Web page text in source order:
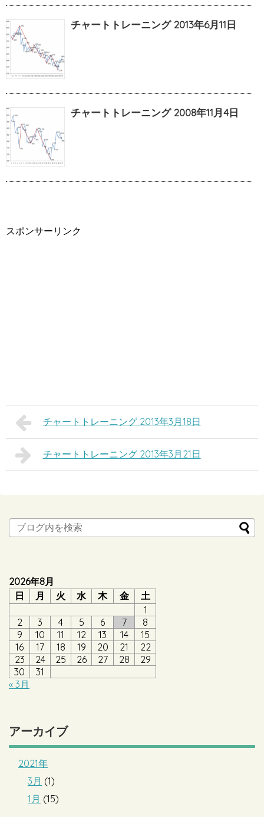
チャートトレーニング 2013年6月11日
チャートトレーニング 2008年11月4日
スポンサーリンク
チャートトレーニング 2013年3月18日
チャートトレーニング 2013年3月21日
2026年8月
日
月 火 水 木 金
土
1
2
3 4 5 6 7
8
9
10 11 12 13 14
15
16
17 18 19 20 21
22
23
24 25 26 27 28
29
30
31
« 3月
アーカイブ
2021年
3月 (1)
1月 (15)